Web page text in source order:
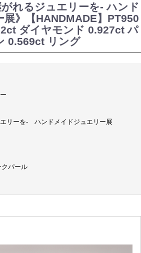
がれるジュエリーを- ハンド
》【HANDMADE】PT950
ダイヤモンド 0.927ct パ
0.569ct リング
リーを- ハンドメイドジュエリー展
クパール